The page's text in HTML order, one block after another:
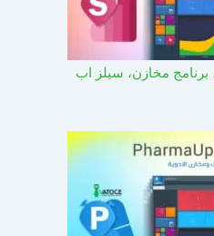
برنامج مخازن، سيلز اب